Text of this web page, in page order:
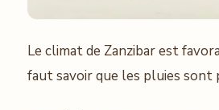
Le climat de Zanzibar est
faut savoir que les pluies sont